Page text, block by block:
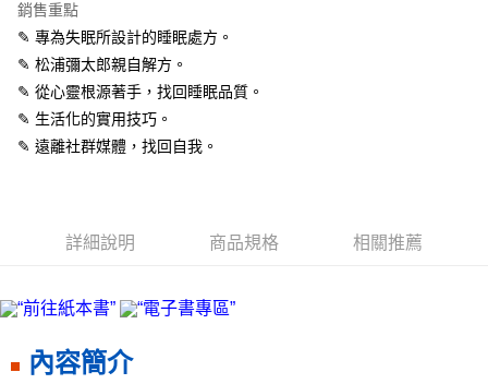
數位商品免運
免運費
免運費
海外叢書運費 查看運費
銷售重點
✎ 專為失眠所設計的睡眠處方。
✎ 松浦彌太郎親自解方。
✎ 從心靈根源著手，找回睡眠品質。
✎ 生活化的實用技巧。
✎ 遠離社群媒體，找回自我。
詳細說明 商品規格 相關推薦
內容簡介